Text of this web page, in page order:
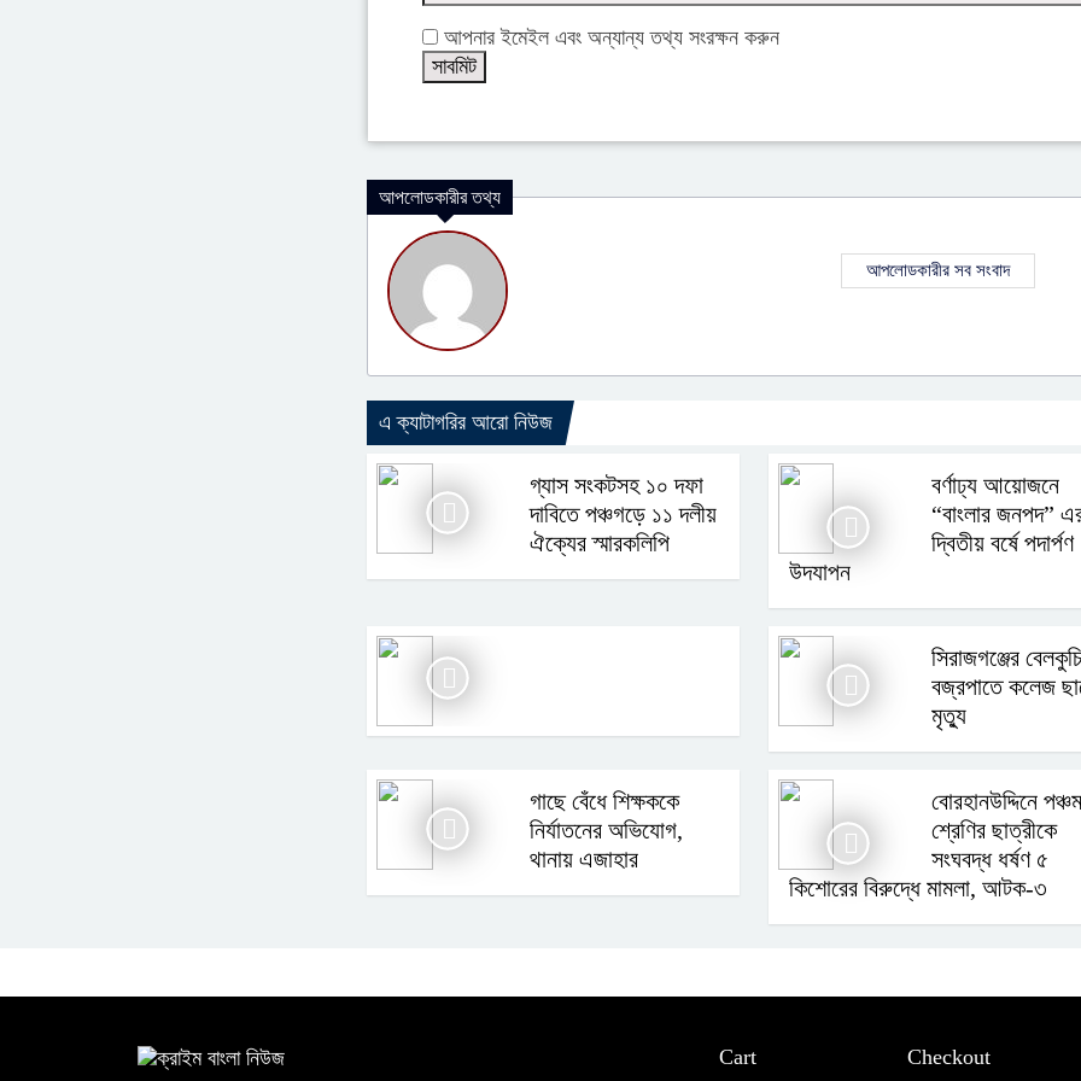
আপনার ইমেইল এবং অন্যান্য তথ্য সংরক্ষন করুন
আপলোডকারীর তথ্য
আপলোডকারীর সব সংবাদ
এ ক্যাটাগরির আরো নিউজ
গ্যাস সংকটসহ ১০ দফা
দাবিতে পঞ্চগড়ে ১১ দলীয়
ঐক্যের স্মারকলিপি
বর্ণাঢ্য আয়োজনে
“বাংলার জনপদ”
দ্বিতীয় বর্ষে পদার্পণ
উদযাপন
সিরাজগঞ্জের
বজ্রপাতে কলেজ
মৃত্যু
গাছে বেঁধে শিক্ষককে
নির্যাতনের অভিযোগ,
থানায় এজাহার
বোরহানউদ্দিনে পঞ্চম
শ্রেণির ছাত্রীকে
সংঘবদ্ধ ধর্ষণ ৫
কিশোরের বিরুদ্ধে মামলা, আটক-৩
Cart Checkout